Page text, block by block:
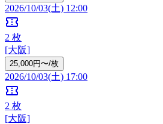
2026/10/03(土) 12:00
confirmation_number
2 枚
[大阪]
25,000円〜/枚
2026/10/03(土) 17:00
confirmation_number
2 枚
[大阪]